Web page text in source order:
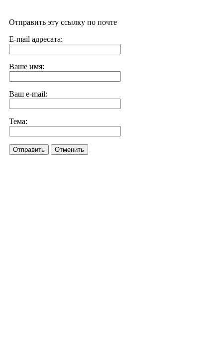
Отправить эту ссылку по почте
E-mail адресата:
Ваше имя:
Ваш e-mail:
Тема:
Отправить Отменить